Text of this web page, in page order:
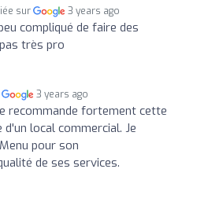
sur 3 years ago
compliqué de faire des
très pro
3 years ago
recommande fortement cette
local commercial. Je
pour son
de ses services.